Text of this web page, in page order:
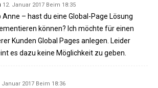
12. Januar 2017 Beim 18:35
Anne – hast du eine Global-Page Lösung
können? Ich möchte für einen
Kunden Global Pages anlegen. Leider
es dazu keine Möglichkeit zu geben.
Januar 2017 Beim 18:36